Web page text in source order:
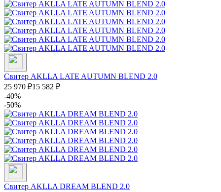
Свитер AKLLA LATE AUTUMN BLEND 2.0
25 970 ₽15 582 ₽
-40%
-50%
Свитер AKLLA DREAM BLEND 2.0